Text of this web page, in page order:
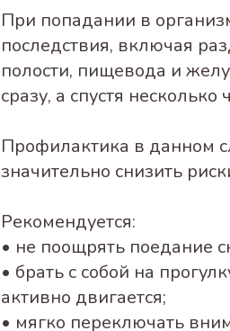
При попадании в
последствия, включая
полости, пищевода и
сразу, а спустя
Профилактика в данном
значительно снизить
Рекомендуется:
• не поощрять поедание
• брать с собой на
активно двигается;
• мягко переключать